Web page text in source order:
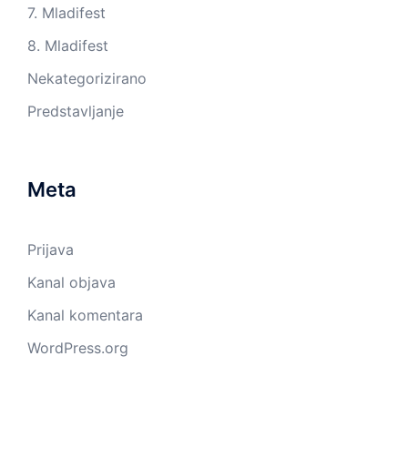
7. Mladifest
8. Mladifest
Nekategorizirano
Predstavljanje
Meta
Prijava
Kanal objava
Kanal komentara
WordPress.org